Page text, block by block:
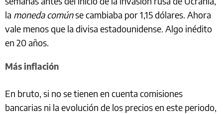
la moneda comúnse cambiaba por 1,15 dólares. Ahora
vale menos que la divisa estadounidense. Algo inédito
en 20 años.
Más inflación
En bruto, si no se tienen en cuenta comisiones
bancarias ni la evolución de los precios en este periodo,